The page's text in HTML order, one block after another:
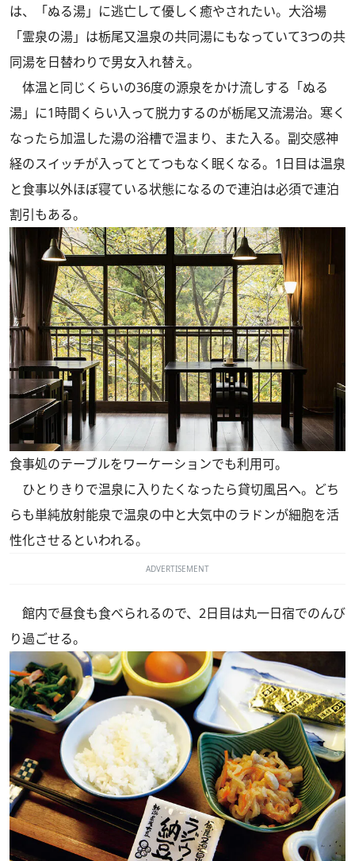
は、「ぬる湯」に逃亡して優しく癒やされたい。大浴場
「霊泉の湯」は栃尾又温泉の共同湯にもなっていて3つの共
同湯を日替わりで男女入れ替え。
体温と同じくらいの36度の源泉をかけ流しする「ぬる
湯」に1時間くらい入って脱力するのが栃尾又流湯治。寒く
なったら加温した湯の浴槽で温まり、また入る。副交感神
経のスイッチが入ってとてつもなく眠くなる。1日目は温泉
と食事以外ほぼ寝ている状態になるので連泊は必須で連泊
割引もある。
食事処のテーブルをワーケーションでも利用可。
ひとりきりで温泉に入りたくなったら貸切風呂へ。どち
らも単純放射能泉で温泉の中と大気中のラドンが細胞を活
性化させるといわれる。
ADVERTISEMENT
館内で昼食も食べられるので、2日目は丸一日宿でのんび
り過ごせる。